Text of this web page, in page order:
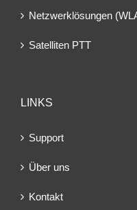
Netzwerklösungen
Satelliten PTT
LINKS
Support
Über uns
Kontakt